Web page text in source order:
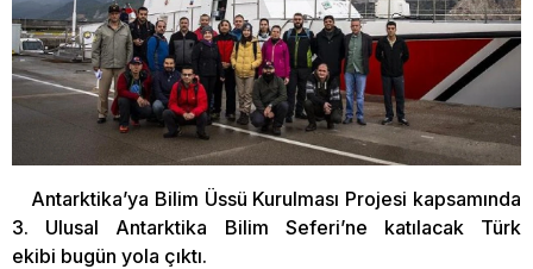
Antarktika’ya Bilim Üssü Kurulması Projesi kapsamında
3. Ulusal Antarktika Bilim Seferi’ne katılacak Türk
ekibi bugün yola çıktı.